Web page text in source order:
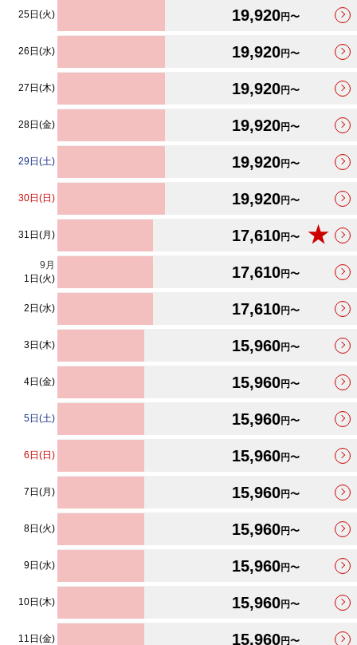
25日(火) 19,920円〜
26日(水) 19,920円〜
27日(木) 19,920円〜
28日(金) 19,920円〜
29日(土) 19,920円〜
30日(日) 19,920円〜
31日(月) 17,610円〜 ★
9 月
1日(火)
17,610円〜
2日(水) 17,610円〜
3日(木) 15,960円〜
4日(金) 15,960円〜
5日(土) 15,960円〜
6日(日) 15,960円〜
7日(月) 15,960円〜
8日(火) 15,960円〜
9日(水) 15,960円〜
10日(木) 15,960円〜
11日(金) 15,960円〜